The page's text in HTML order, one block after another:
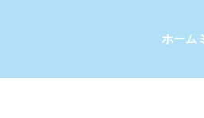
ホーム